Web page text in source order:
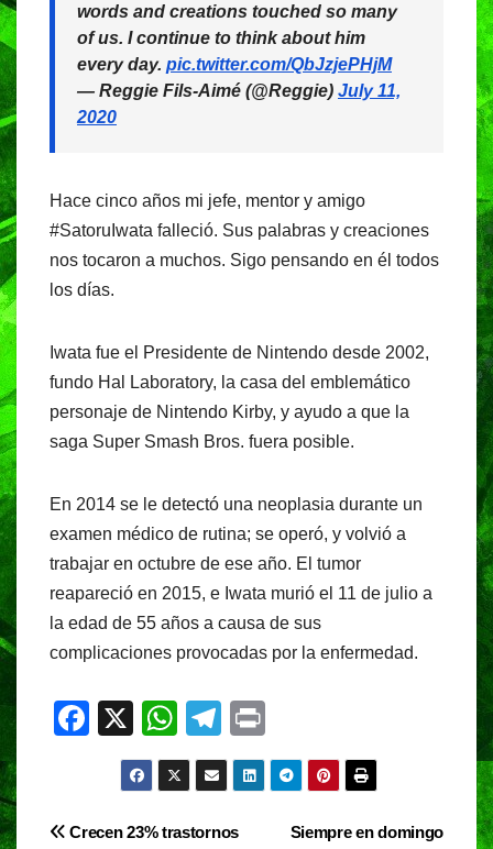
words and creations touched so many
of us. I continue to think about him
every day. pic.twitter.com/QbJzjePHjM
— Reggie Fils-Aimé (@Reggie) July 11,
2020
Hace cinco años mi jefe, mentor y amigo
#SatoruIwata falleció. Sus palabras y creaciones
nos tocaron a muchos. Sigo pensando en él todos
los días.
Iwata fue el Presidente de Nintendo desde 2002,
fundo Hal Laboratory, la casa del emblemático
personaje de Nintendo Kirby, y ayudo a que la
saga Super Smash Bros. fuera posible.
En 2014 se le detectó una neoplasia durante un
examen médico de rutina; se operó, y volvió a
trabajar en octubre de ese año. El tumor
reapareció en 2015, e Iwata murió el 11 de julio a
la edad de 55 años a causa de sus
complicaciones provocadas por la enfermedad.
F
e
X
W
h
at
s
T
el
e
gr
in
t
Navegación
Siempre en domingo
Crecen 23% trastornos